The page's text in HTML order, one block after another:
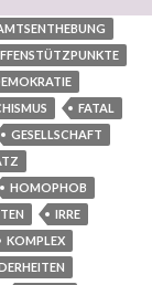
FATAL
GESELLSCHAFT
HOMOPHOB
IRRE
KOMPLEX